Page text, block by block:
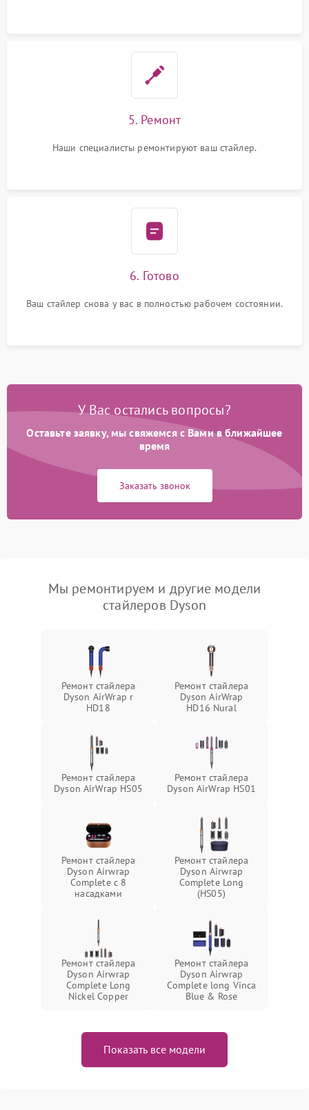
5. Ремонт
Наши специалисты ремонтируют ваш стайлер.
6. Готово
Ваш стайлер снова у вас в полностью рабочем состоянии.
У Вас остались вопросы?
Оставьте заявку, мы свяжемся с Вами в ближайшее
время
Заказать звонок
Мы ремонтируем и другие модели
стайлеров Dyson
Ремонт стайлера
Dyson AirWrap r
HD18
Ремонт стайлера
Dyson AirWrap
HD16 Nural
Ремонт стайлера
Dyson AirWrap HS05
Ремонт стайлера
Dyson AirWrap HS01
Ремонт стайлера
Dyson Airwrap
Complete с 8
насадками
Ремонт стайлера
Dyson Airwrap
Complete Long
(HS05)
Ремонт стайлера
Dyson Airwrap
Complete Long
Nickel Copper
Ремонт стайлера
Dyson Airwrap
Complete long Vinca
Blue & Rose
Показать все модели